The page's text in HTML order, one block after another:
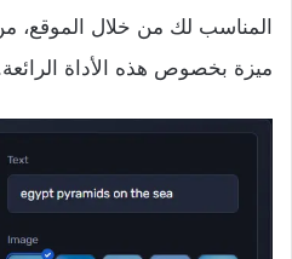
المناسب لك من خلال الموقع،
ميزة بخصوص هذه الأداة